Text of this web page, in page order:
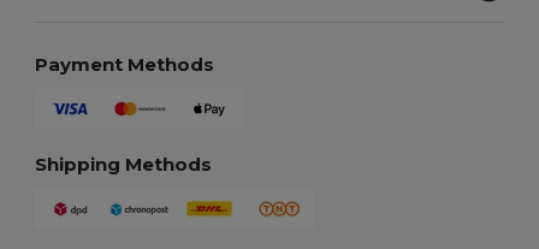
Payment Methods
Shipping Methods